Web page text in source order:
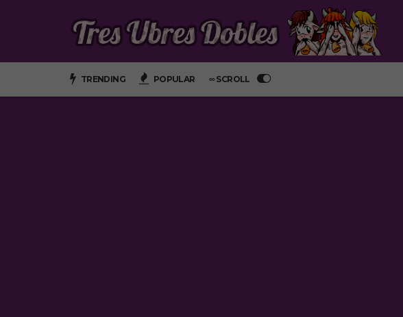
TRENDING POPULAR ∞ SCROLL